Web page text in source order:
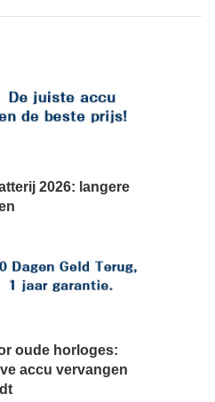
2026: langere
oude horloges:
accu vervangen